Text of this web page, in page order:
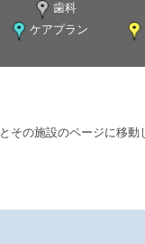
歯科
ケアプラン
その施設のページに移動